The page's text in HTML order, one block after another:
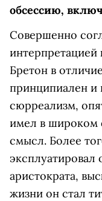
обсессию,
Совершенно
интерпретацией
Бретон в
принципиален и
сюрреализм,
имел в широком
смысл. Более
эксплуатировал
аристократа,
жизни он стал